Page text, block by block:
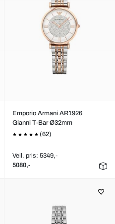
Emporio Armani AR1926
Gianni T-Bar Ø32mm
(62)
Veil. pris: 5349,-
5080,-